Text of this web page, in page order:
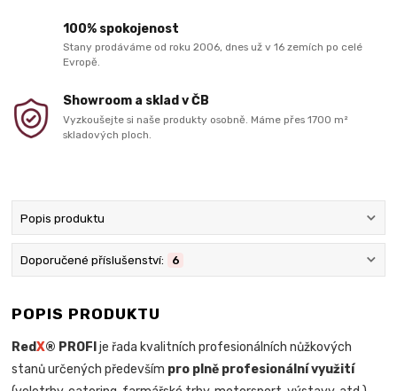
100% spokojenost
Stany prodáváme od roku 2006, dnes už v 16 zemích po celé
Evropě.
Showroom a sklad v ČB
Vyzkoušejte si naše produkty osobně. Máme přes 1700 m²
skladových ploch.
Popis produktu
Doporučené příslušenství: 6
POPIS PRODUKTU
RedX® PROFI je řada kvalitních profesionálních nůžkových
stanů určených především pro plně profesionální využití